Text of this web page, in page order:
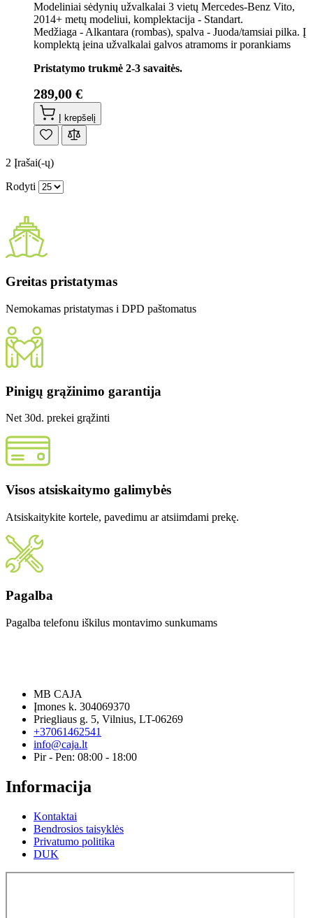
Modeliniai sėdynių užvalkalai 3 vietų Mercedes-Benz Vito,
2014+ metų modeliui, komplektacija - Standart.
Medžiaga - Alkantara (rombas), spalva - Juoda/tamsiai pilka. Į
komplektą įeina užvalkalai galvos atramoms ir porankiams
Pristatymo trukmė 2-3 savaitės.
289,00 €
Į krepšelį
2 Įrašai(-ų)
Rodyti
Greitas pristatymas
Nemokamas pristatymas i DPD paštomatus
Pinigų grąžinimo garantija
Net 30d. prekei grąžinti
Visos atsiskaitymo galimybės
Atsiskaitykite kortele, pavedimu ar atsiimdami prekę.
Pagalba
Pagalba telefonu iškilus montavimo sunkumams
MB CAJA
Įmones k. 304069370
Priegliaus g. 5, Vilnius, LT-06269
+37061462541
info@caja.lt
Pir - Pen: 08:00 - 18:00
Informacija
Kontaktai
Bendrosios taisyklės
Privatumo politika
DUK